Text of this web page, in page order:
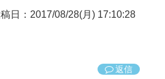
日：2017/08/28(月) 17:10:28
返信